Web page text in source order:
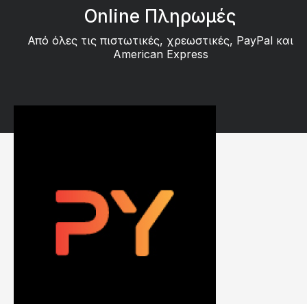
Online Πληρωμές
Από όλες τις πιστωτικές, χρεωστικές, PayPal και
American Express